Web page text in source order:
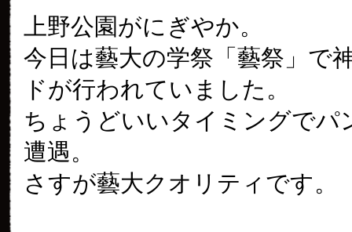
上野公園がにぎやか。
今日は藝大の学祭「藝祭」で
ドが行われていました。
ちょうどいいタイミングでパ
遭遇。
さすが藝大クオリティです。